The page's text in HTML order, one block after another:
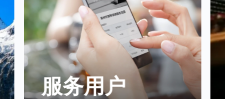
服务用户